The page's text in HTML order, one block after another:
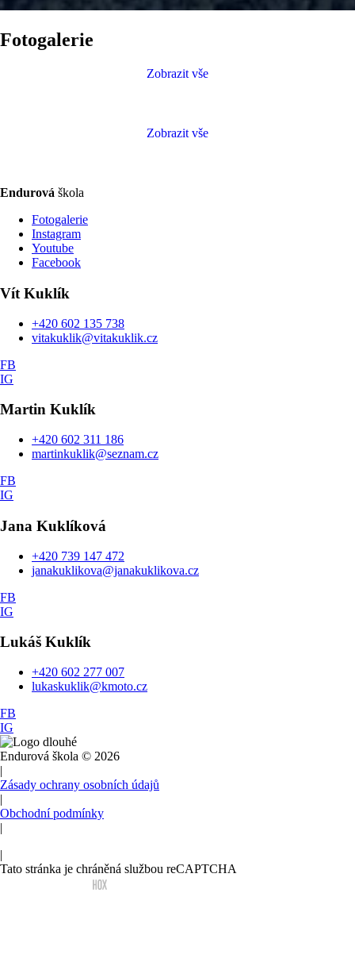
Fotogalerie
Zobrazit vše
Zobrazit vše
Endurová škola
Fotogalerie
Instagram
Youtube
Facebook
Vít Kuklík
+420 602 135 738
vitakuklik@vitakuklik.cz
FB
IG
Martin Kuklík
+420 602 311 186
martinkuklik@seznam.cz
FB
IG
Jana Kuklíková
+420 739 147 472
janakuklikova@janakuklikova.cz
FB
IG
Lukáš Kuklík
+420 602 277 007
lukaskuklik@kmoto.cz
FB
IG
Endurová škola © 2026
|
Zásady ochrany osobních údajů
|
Obchodní podmínky
|
|
Tato stránka je chráněná službou reCAPTCHA